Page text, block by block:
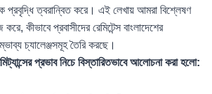
প্রবৃদ্ধি ত্বরান্বিত করে। এই লেখায় আমরা বিশ্লেষণ
কীভাবে প্রবাসীদের রেমিটেন্স বাংলাদেশের
চ্যালেঞ্জসমূহ তৈরি করছে।
প্রভাব নিচে বিস্তারিতভাবে আলোচনা করা হলো: